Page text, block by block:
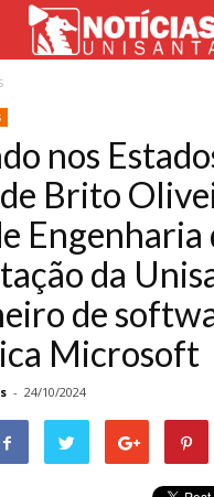
nos
Brito
Engenharia
da
de
Microsoft
- 24/10/2024